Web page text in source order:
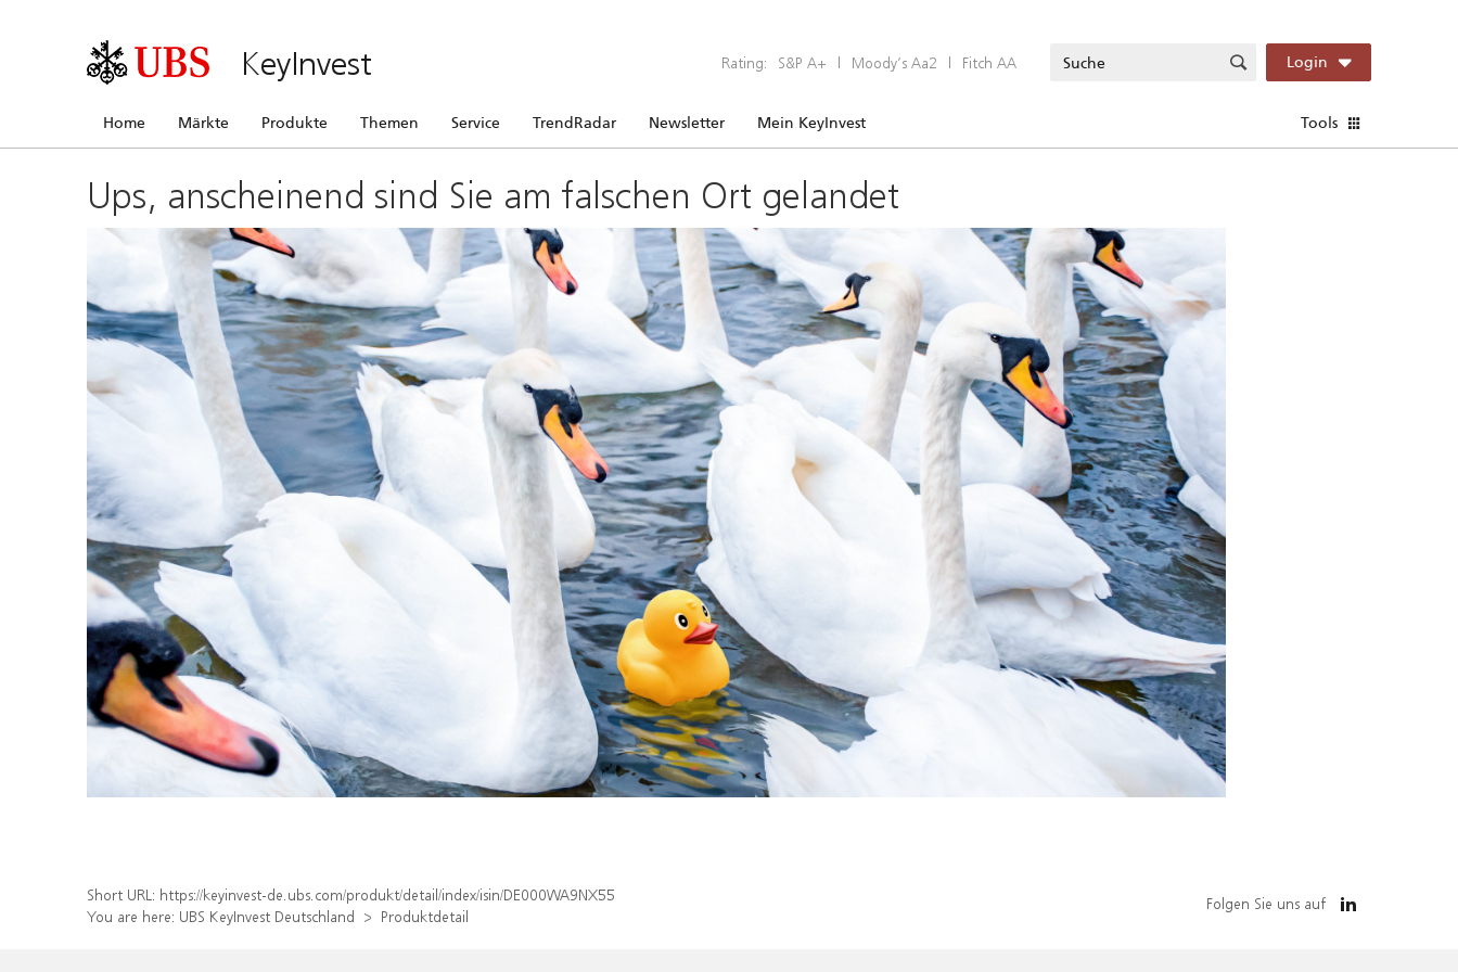
KeyInvest Rating: S&P A+ | Moody’s Aa2 | Fitch AA Login
Home Märkte Produkte Themen Service TrendRadar Newsletter Mein KeyInvest Tools
Ups, anscheinend sind Sie am falschen Ort gelandet
Short URL: https://keyinvest-de.ubs.com/produkt/detail/index/isin/DE000WA9NX55
You are here: UBS KeyInvest Deutschland Produktdetail
Folgen Sie uns auf